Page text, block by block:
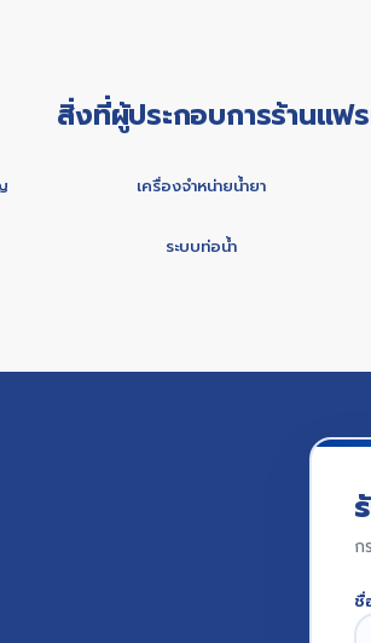
สิ่งที่ผู้ประกอบการร้านแฟ
เครื่องจำหน่ายน้ำยา
ระบบท่อน้ำ
ก
ชื่